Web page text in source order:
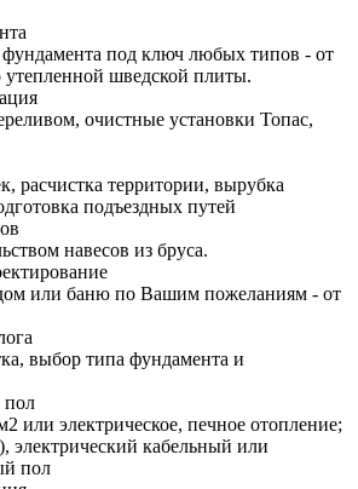
под ключ любых типов - от
утепленной шведской плиты.
очистные установки Топас,
расчистка территории, вырубка
подъездных путей
навесов из бруса.
или баню по Вашим пожеланиям - от
выбор типа фундамента и
пол
или электрическое, печное отопление;
электрический кабельный или
пол